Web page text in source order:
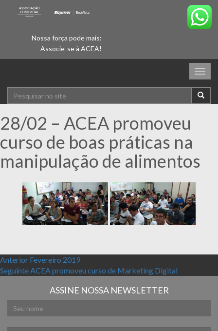
Nossa força pode mais:
Associe-se à ACEA!
28/02 – ACEA promoveu
curso de boas práticas na
manipulação de alimentos
Navegação de Post
Anterior Post anterior:
Fevereiro 2019
Seguinte Próximo post:
ACEA promoveu curso de Marketing Digital
ASSINE NOSSA NEWSLETTER